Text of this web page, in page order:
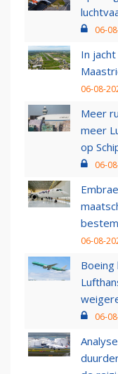
06-
In
06-08-
Meer
meer
op
06-
06-08-
06-